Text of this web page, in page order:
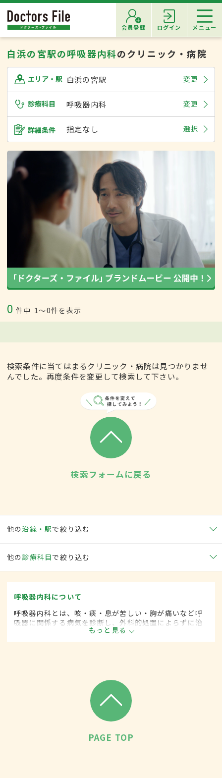
会員登録 ログイン メニュー
白浜の宮駅の呼吸器内科のクリニック・病院
エリア・駅 白浜の宮駅 変更
診療科目 呼吸器内科 変更
詳細条件 指定なし 選択
0 件中 1〜0件を表示
検索条件に当てはまるクリニック・病院は見つかりませ
んでした。再度条件を変更して検索して下さい。
検索フォームに戻る
他の沿線・駅で絞り込む
他の 診療科目で絞り込む
呼吸器内科について
呼吸器内科とは、咳・痰・息が苦しい・胸が痛いなど呼
吸器に関係する病気を診断し、外科的処置によらずに治
療する内科の一領域です。平成20年4月の制度改正前
は、呼吸器科と呼ばれていました。
もっと見る
PAGE TOP